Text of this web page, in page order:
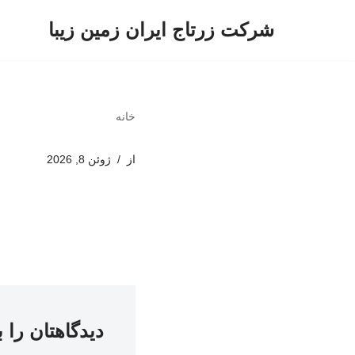
شرکت زرتاج ایران زمین زیبا
خانه
از ژوئن 8, 2026
دیدگاهتان را